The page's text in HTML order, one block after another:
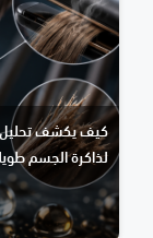
كيف يكشف تحليل
لذاكرة الجسم